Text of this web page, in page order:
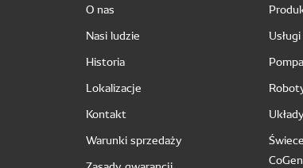
O nas
Nasi ludzie
Historia
Lokalizacje
Kontakt
Warunki sprzedaży